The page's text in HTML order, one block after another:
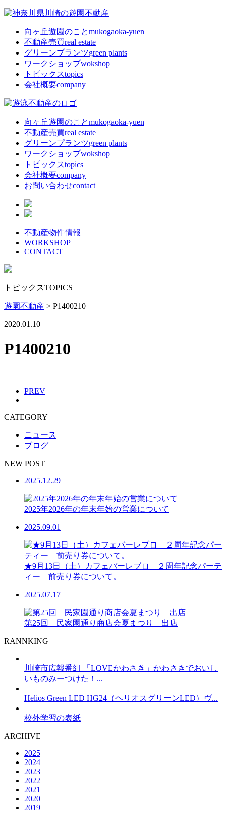
向ヶ丘遊園のことmukogaoka-yuen
不動産売買real estate
グリーンプランツgreen plants
ワークショップwokshop
トピックスtopics
会社概要company
向ヶ丘遊園のことmukogaoka-yuen
不動産売買real estate
グリーンプランツgreen plants
ワークショップwokshop
トピックスtopics
会社概要company
お問い合わせcontact
不動産物件情報
WORKSHOP
CONTACT
トピックスTOPICS
遊園不動産 > P1400210
2020.01.10
P1400210
PREV
CATEGORY
ニュース
ブログ
NEW POST
2025.12.29
2025年2026年の年末年始の営業について
2025.09.01
★9月13日（土）カフェバーレブロ ２周年記念パーテ
ィー 前売り券について。
2025.07.17
第25回 民家園通り商店会夏まつり 出店
RANNKING
川崎市広報番組 「LOVEかわさき」かわさきでおいし
いものみーつけた！...
Helios Green LED HG24（ヘリオスグリーンLED）ヴ...
校外学習の表紙
ARCHIVE
2025
2024
2023
2022
2021
2020
2019